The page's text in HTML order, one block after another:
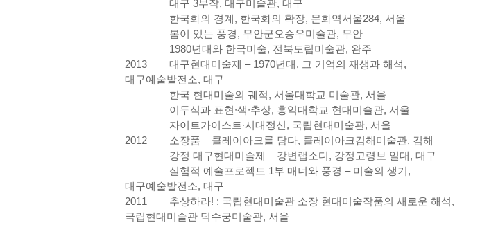
대구 3부작, 대구미술관, 대구
한국화의 경계, 한국화의 확장, 문화역서울284, 서울
봄이 있는 풍경, 무안군오승우미술관, 무안
1980년대와 한국미술, 전북도립미술관, 완주
2013
대구현대미술제 – 1970년대, 그 기억의 재생과 해석,
대구예술발전소, 대구
한국 현대미술의 궤적, 서울대학교 미술관, 서울
이두식과 표현∙색∙추상, 홍익대학교 현대미술관, 서울
자이트가이스트∙시대정신, 국립현대미술관, 서울
2012
소장품 – 클레이아크를 담다, 클레이아크김해미술관, 김해
강정 대구현대미술제 – 강변랩소디, 강정고령보 일대, 대구
실험적 예술프로젝트 1부 매너와 풍경 – 미술의 생기,
대구예술발전소, 대구
2011
추상하라! : 국립현대미술관 소장 현대미술작품의 새로운 해석,
국립현대미술관 덕수궁미술관, 서울